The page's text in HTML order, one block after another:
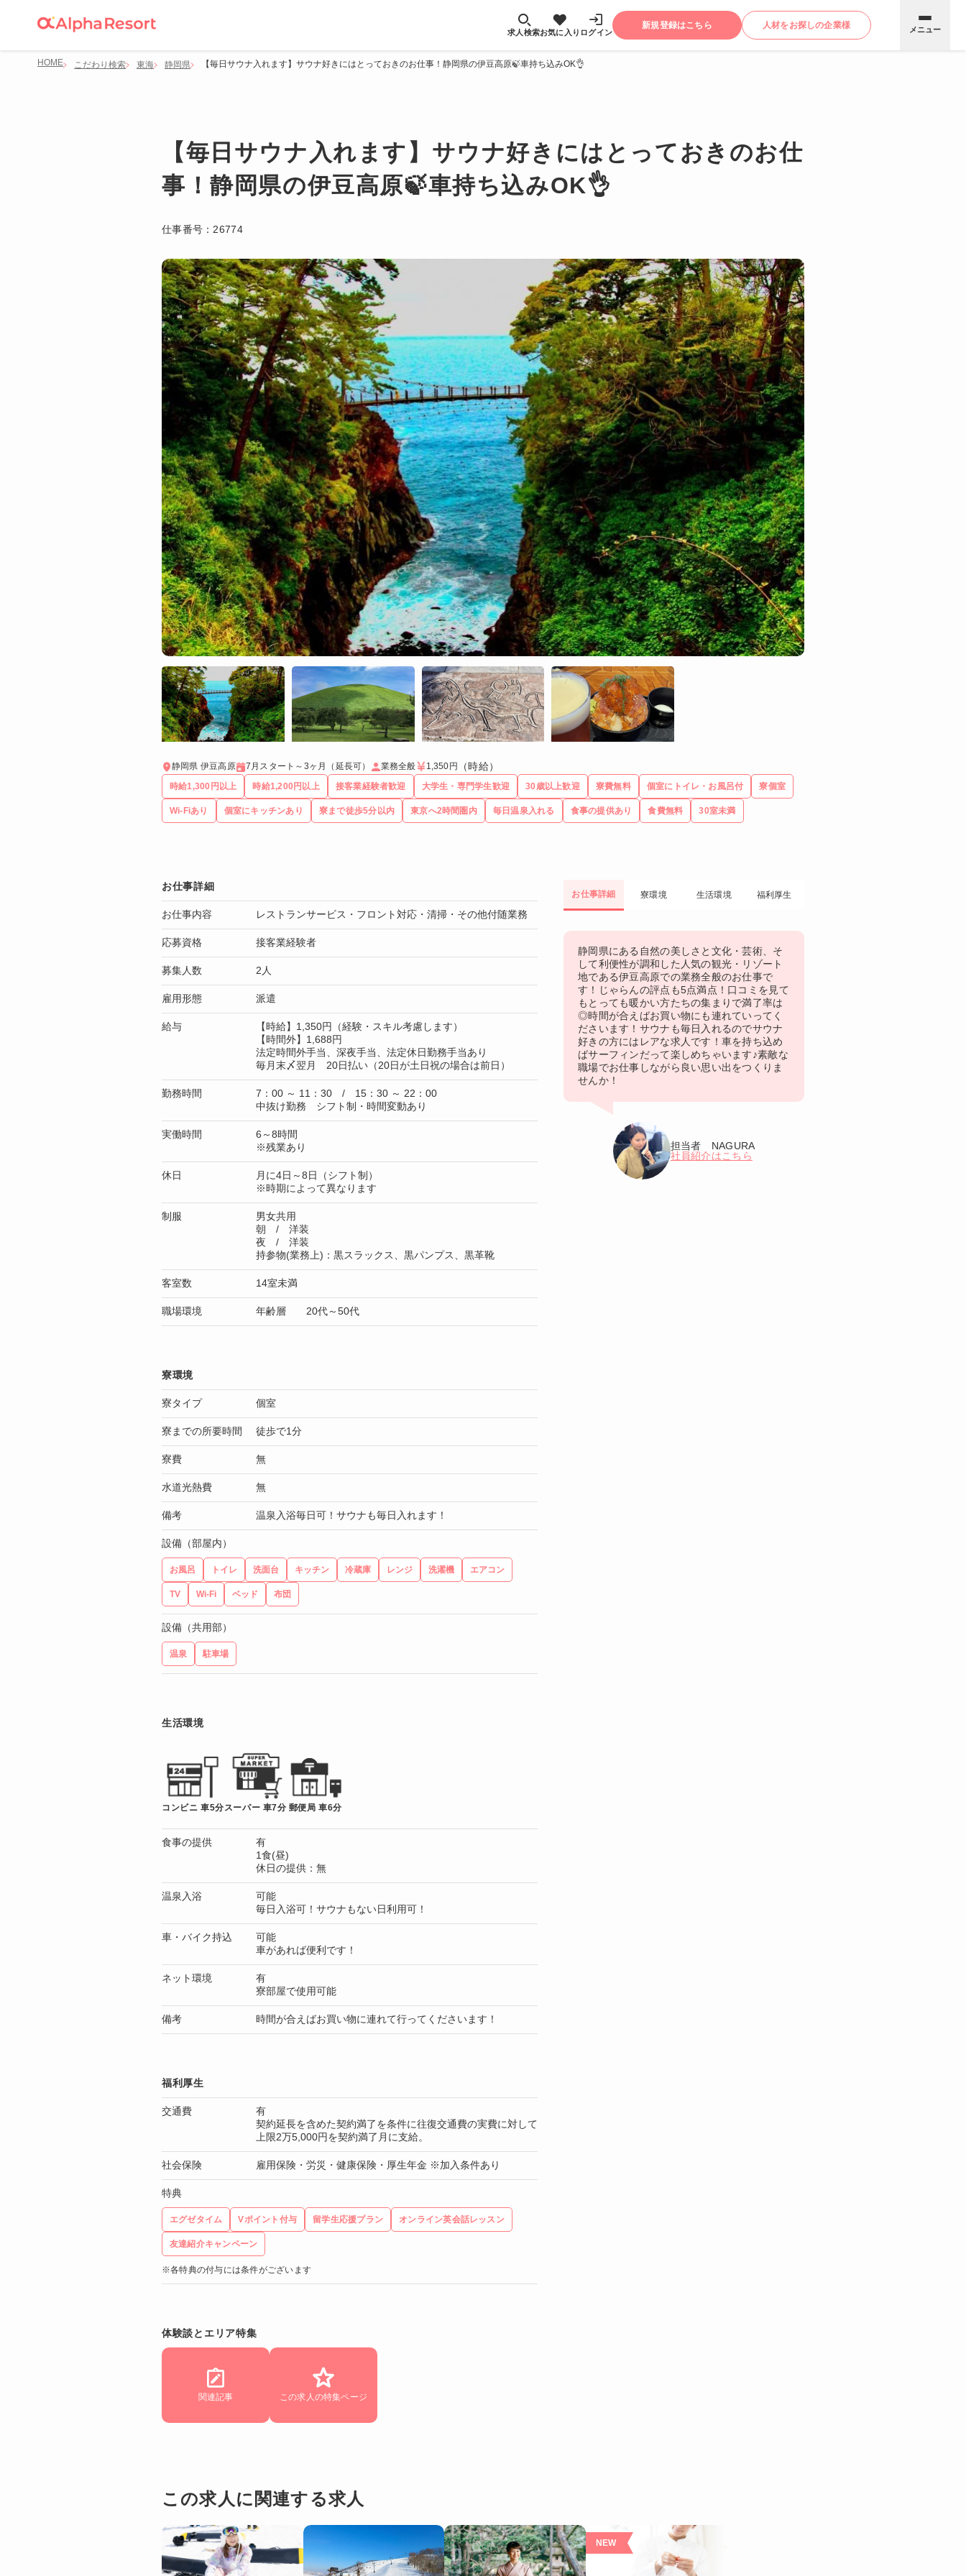
求人検索お気に入り ログイン
新規登録はこちら 人材をお探しの企業様 メニュー
HOME こだわり検索 東海 静岡県 【毎日サウナ入れます】サウナ好きにはとっておきのお仕事！静岡県の伊豆高原🍃車持ち込みOK👌
【毎日サウナ入れます】サウナ好きにはとっておきのお仕
事！静岡県の伊豆高原🍃車持ち込みOK👌
仕事番号： 26774
静岡県 伊豆高原 7月スタート～3ヶ月（延長可） 業務全般 1,350円 （時給）
時給1,300円以上 時給1,200円以上 接客業経験者歓迎 大学生・専門学生歓迎 30歳以上歓迎 寮費無料 個室にトイレ・お風呂付 寮個室
Wi-Fiあり 個室にキッチンあり 寮まで徒歩5分以内 東京へ2時間圏内 毎日温泉入れる 食事の提供あり 食費無料 30室未満
お仕事詳細 寮環境 生活環境 福利厚生
静岡県にある自然の美しさと文化・芸術、そ
して利便性が調和した人気の観光・リゾート
地である伊豆高原での業務全般のお仕事で
す！じゃらんの評点も5点満点！口コミを見て
もとっても暖かい方たちの集まりで満了率は
◎時間が合えばお買い物にも連れていってく
ださいます！サウナも毎日入れるのでサウナ
好きの方にはレアな求人です！車を持ち込め
ばサーフィンだって楽しめちゃいます♪素敵な
職場でお仕事しながら良い思い出をつくりま
せんか！
担当者 NAGURA
社員紹介はこちら
お仕事詳細
お仕事内容 レストランサービス・フロント対応・清掃・その他付随業務
応募資格 接客業経験者
募集人数 2人
雇用形態 派遣
給与
【時給】1,350円（経験・スキル考慮します）
【時間外】1,688円
法定時間外手当、深夜手当、法定休日勤務手当あり
毎月末〆翌月 20日払い（20日が土日祝の場合は前日）
勤務時間
7：00 ～ 11：30 / 15：30 ～ 22：00
中抜け勤務 シフト制・時間変動あり
実働時間
6～8時間
※残業あり
休日
月に4日～8日（シフト制）
※時期によって異なります
制服
男女共用
朝 / 洋装
夜 / 洋装
持参物(業務上)：黒スラックス、黒パンプス、黒革靴
客室数 14室未満
職場環境 年齢層 20代～50代
寮環境
寮タイプ 個室
寮までの所要時間 徒歩で1分
寮費 無
水道光熱費 無
備考 温泉入浴毎日可！サウナも毎日入れます！
設備（部屋内）
お風呂 トイレ 洗面台 キッチン 冷蔵庫 レンジ 洗濯機 エアコン
TV Wi-Fi ベッド 布団
設備（共用部）
温泉 駐車場
生活環境
コンビニ 車5分スーパー 車7分 郵便局 車6分
食事の提供
有
1食(昼)
休日の提供：無
温泉入浴
可能
毎日入浴可！サウナもない日利用可！
車・バイク持込
可能
車があれば便利です！
ネット環境
有
寮部屋で使用可能
備考 時間が合えばお買い物に連れて行ってくださいます！
福利厚生
交通費
有
契約延長を含めた契約満了を条件に往復交通費の実費に対して
上限2万5,000円を契約満了月に支給。
社会保険 雇用保険・労災・健康保険・厚生年金 ※加入条件あり
特典
エグゼタイム Vポイント付与 留学生応援プラン オンライン英会話レッスン
友達紹介キャンペーン
※各特典の付与には条件がございます
体験談とエリア特集
関連記事 この求人の特集ページ
この求人に関連する求人